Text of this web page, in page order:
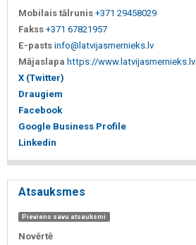
Mobilais tālrunis +371 29458029
Fakss +371 67821957
E-pasts info@latvijasmernieks.lv
Mājaslapa https://www.latvijasmernieks.lv
X (Twitter)
Draugiem
Facebook
Google Business Profile
Linkedin
Atsauksmes
Pievieno savu atsauksmi
Novērtē